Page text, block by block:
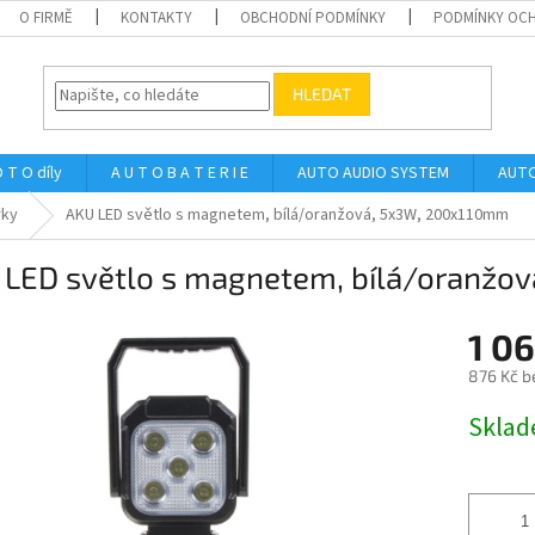
O FIRMĚ KONTAKTY OBCHODNÍ PODMÍNKY PODMÍNKY
HLEDAT
T O díly A U T O B A T E R I E AUTO AUDIO SYSTEM
AKU LED světlo s magnetem, bílá/oranžová, 5x3W, 200x110mm
LED světlo s magnetem, bílá/
1
876 Kč
cena: